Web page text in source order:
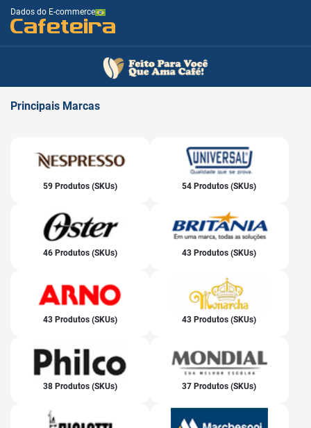
Dados do E-commerce
Cafeteira
Principais Marcas
59 Produtos (SKUs) 54 Produtos (SKUs)
46 Produtos (SKUs) 43 Produtos (SKUs)
43 Produtos (SKUs) 43 Produtos (SKUs)
38 Produtos (SKUs) 37 Produtos (SKUs)